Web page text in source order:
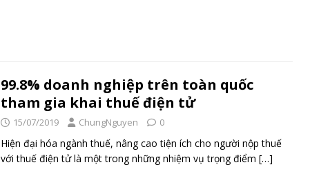
99.8% doanh nghiệp trên toàn quốc
tham gia khai thuế điện tử
15/07/2019 ChungNguyen 0
Hiện đại hóa ngành thuế, nâng cao tiện ích cho người nộp thuế
với thuế điện tử là một trong những nhiệm vụ trọng điểm […]